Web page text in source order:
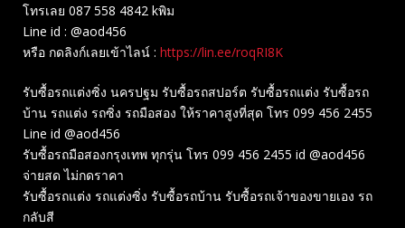
โทรเลย 087 558 4842 kพิม
Line id : @aod456
หรือ กดลิงก์เลยเข้าไลน์ : https://lin.ee/roqRI8K
รับซื้อรถแต่งซิ่ง นครปฐม รับซื้อรถสปอร์ต รับซื้อรถแต่ง รับซื้อรถ
บ้าน รถแต่ง รถซิ่ง รถมือสอง ให้ราคาสูงที่สุด โทร 099 456 2455
Line id @aod456
รับซื้อรถมือสองกรุงเทพ ทุกรุ่น โทร 099 456 2455 id @aod456
จ่ายสด ไม่กดราคา
รับซื้อรถแต่ง รถแต่งซิ่ง รับซื้อรถบ้าน รับซื้อรถเจ้าของขายเอง รถ
กลับสี